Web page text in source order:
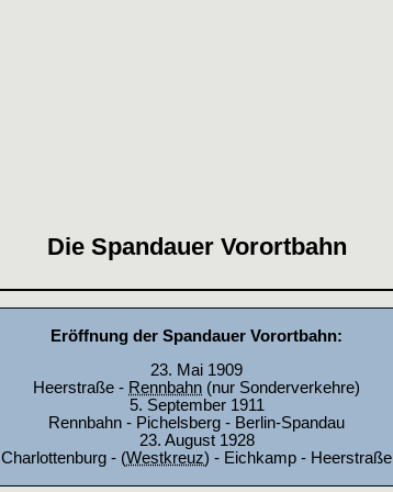
Die Spandauer Vorortbahn
Eröffnung der Spandauer Vorortbahn:
23. Mai 1909
Heerstraße - Rennbahn (nur Sonderverkehre)
5. September 1911
Rennbahn - Pichelsberg - Berlin-Spandau
23. August 1928
Charlottenburg - (Westkreuz) - Eichkamp - Heerstraße